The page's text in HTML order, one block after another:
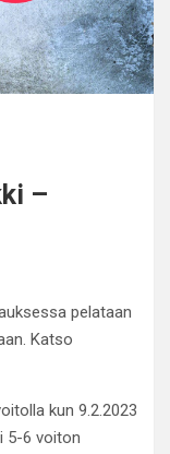
–
pelataan
Katso
kun 9.2.2023
5-6 voiton